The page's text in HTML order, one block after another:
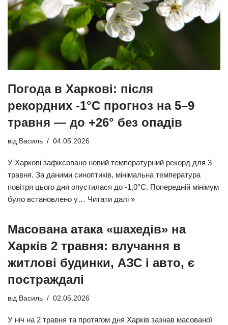
Погода в Харкові: після
рекордних -1°C прогноз на 5–9
травня — до +26° без опадів
від Василь 04.05.2026
У Харкові зафіксовано новий температурний рекорд для 3
травня. За даними синоптиків, мінімальна температура
повітря цього дня опустилася до -1,0°C. Попередній мінімум
було встановлено у… Читати далі »
Масована атака «шахедів» на
Харків 2 травня: влучання в
житлові будинки, АЗС і авто, є
постраждалі
від Василь 02.05.2026
У ніч на 2 травня та протягом дня Харків зазнав масованої